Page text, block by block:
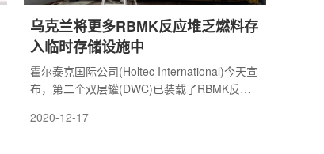
乌克兰将更多RBMK反应堆乏燃料存
入临时存储设施中
霍尔泰克国际公司(Holtec International)今天宣
布，第二个双层罐(DWC)已装载了RBMK反应
场址的临时存储设施(ISF-2)。
2020-12-17